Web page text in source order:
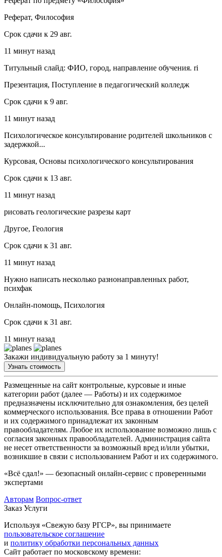
Реферат, Философия
Срок сдачи к 29 авг.
11 минут назад
Титульный слайд: ФИО, город, направление обучения. ri
Презентация, Поступление в педагогический колледж
Срок сдачи к 9 авг.
11 минут назад
Психологическое консультирование родителей школьников с
задержкой...
Курсовая, Основы психологического консультирования
Срок сдачи к 13 авг.
11 минут назад
рисовать геологические разрезы карт
Другое, Геология
Срок сдачи к 31 авг.
11 минут назад
Нужно написать несколько разнонаправленных работ,
психфак
Онлайн-помощь, Психология
Срок сдачи к 31 авг.
11 минут назад
Закажи индивидуальную работу за 1 минуту!
Узнать стоимость
Размещенные на сайт контрольные, курсовые и иные
категории работ (далее — Работы) и их содержимое
предназначены исключительно для ознакомления, без целей
коммерческого использования. Все права в отношении Работ
и их содержимого принадлежат их законным
правообладателям. Любое их использование возможно лишь с
согласия законных правообладателей. Администрация сайта
не несет ответственности за возможный вред и/или убытки,
возникшие в связи с использованием Работ и их содержимого.
«Всё сдал!» — безопасный онлайн-сервис с проверенными
экспертами
Авторам Вопрос-ответ
Заказ Услуги
Используя «Свежую базу РГСР», вы принимаете
пользовательское соглашение
и политику обработки персональных данных
Сайт работает по московскому времени: